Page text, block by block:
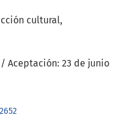
cultural,
Aceptación: 23 de junio